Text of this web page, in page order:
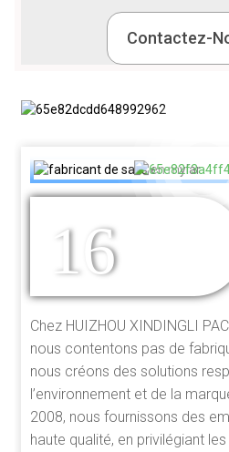
Contactez-
16
Chez HUIZHOU XINDINGLI
nous contentons pas de
nous créons des solutions
l’environnement et de la
2008, nous fournissons des
haute qualité, en privilégiant